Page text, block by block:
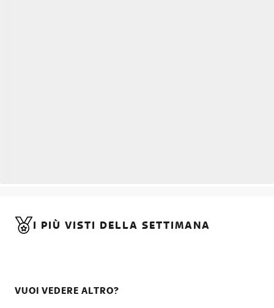
I PIÙ VISTI DELLA SETTIMANA
VUOI VEDERE ALTRO?